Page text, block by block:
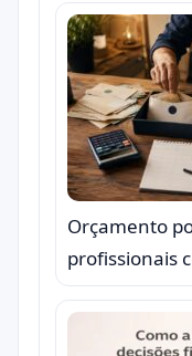
Orçamento
profissionais